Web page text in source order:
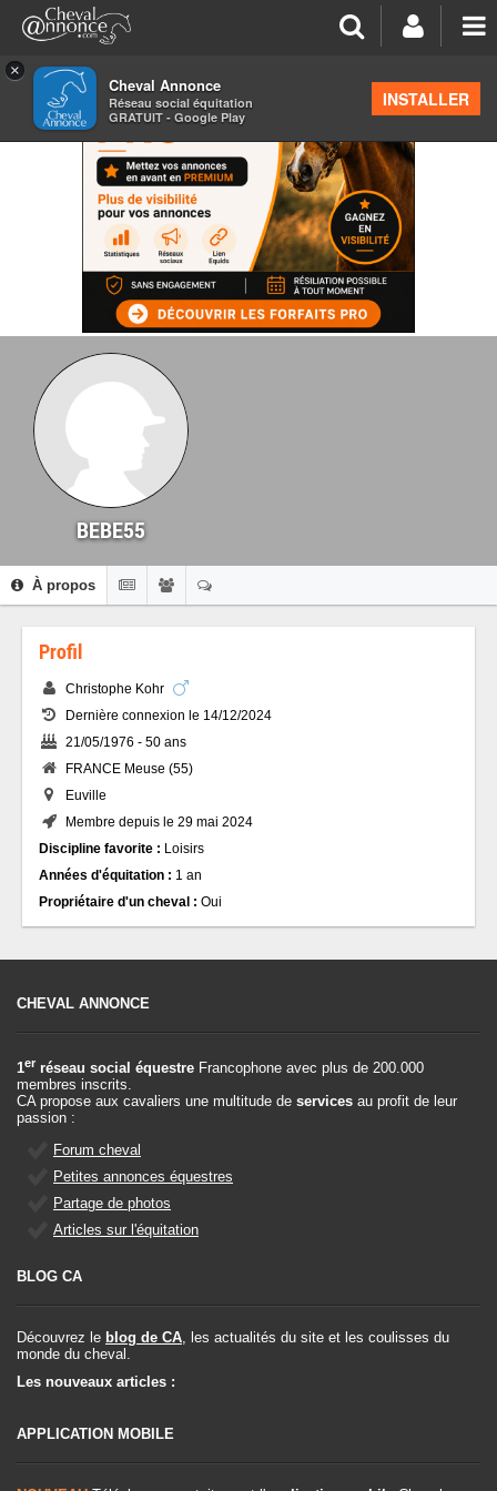
×
Cheval Annonce
Réseau social équitation
GRATUIT - Google Play
INSTALLER
BEBE55
À propos
Profil
Christophe Kohr
Dernière connexion le 14/12/2024
21/05/1976 - 50 ans
FRANCE Meuse (55)
Euville
Membre depuis le 29 mai 2024
Discipline favorite : Loisirs
Années d'équitation : 1 an
Propriétaire d'un cheval : Oui
CHEVAL ANNONCE
1er réseau social équestre Francophone avec plus de 200.000
membres inscrits.
CA propose aux cavaliers une multitude de services au profit de leur
passion :
Forum cheval
Petites annonces équestres
Partage de photos
Articles sur l'équitation
BLOG CA
Découvrez le blog de CA, les actualités du site et les coulisses du
monde du cheval.
Les nouveaux articles :
APPLICATION MOBILE